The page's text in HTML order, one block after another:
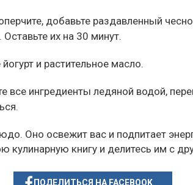
добавьте раздавленный
их на 30 минут.
и растительное масло.
все ингредиенты ледяной водой,
Оно освежит вас и подпитает
кулинарную книгу и делитесь им с
ПОДЕЛИТЬСЯ НА FACEBOOK